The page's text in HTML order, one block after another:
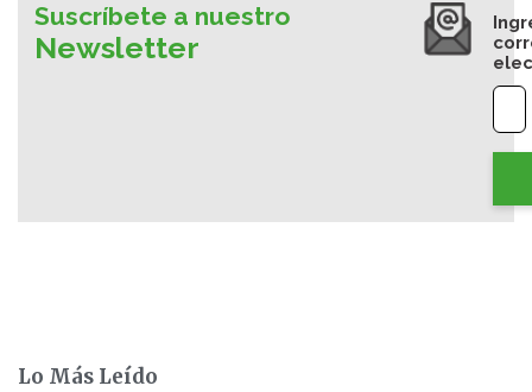
Suscríbete a nuestro
Newsletter
Lo Más Leído